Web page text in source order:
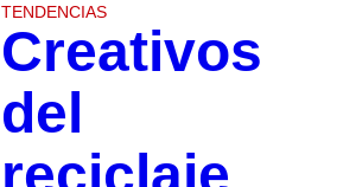
TENDENCIAS
Creativos
del
reciclaje